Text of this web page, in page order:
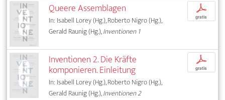
Queere Assemblagen
In: Isabell Lorey (Hg.), Roberto Nigro (Hg.),
Gerald Raunig (Hg.),Inventionen 1
p
gratis
Inventionen 2. Die Kräfte
komponieren. Einleitung
In: Isabell Lorey (Hg.), Roberto Nigro (Hg.),
Gerald Raunig (Hg.),Inventionen 2
p
gratis